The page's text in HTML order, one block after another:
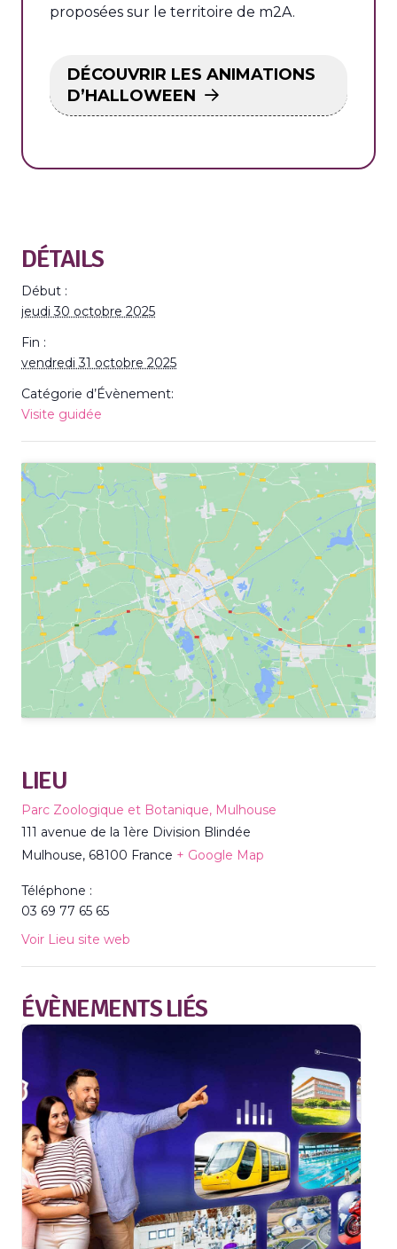
proposées sur le territoire de m2A.
DÉCOUVRIR LES ANIMATIONS
D’HALLOWEEN
DÉTAILS
Début :
jeudi 30 octobre 2025
Fin :
vendredi 31 octobre 2025
Catégorie d’Évènement:
Visite guidée
LIEU
Parc Zoologique et Botanique, Mulhouse
111 avenue de la 1ère Division Blindée
Mulhouse, 68100 France + Google Map
Téléphone :
03 69 77 65 65
Voir Lieu site web
ÉVÈNEMENTS LIÉS